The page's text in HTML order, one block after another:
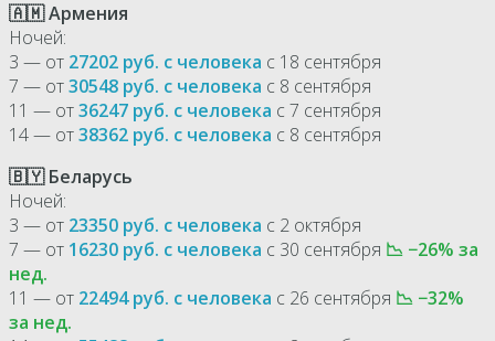
🇦🇲 Армения
Ночей:
3 — от 27202 руб. с человека с 18 сентября
7 — от30548 руб. с человека с 8 сентября
11 — от36247 руб. с человека с 7 сентября
14 — от38362 руб. с человека с 8 сентября
🇧🇾 Беларусь
Ночей:
3 — от 23350 руб. с человека с 2 октября
7 — от 16230 руб. с человека с 30 сентября 📉 −26% за
нед.
11 — от 22494 руб. с человека с 26 сентября 📉 −32%
за нед.